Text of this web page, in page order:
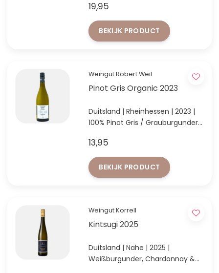
Unieke Bourgone-blend
19,95
BEKIJK PRODUCT
Weingut Robert Weil
Pinot Gris Organic 2023
Duitsland | Rheinhessen | 2023 |
100% Pinot Gris / Grauburgunder
uit de kelders van Robert Weil
13,95
BEKIJK PRODUCT
Weingut Korrell
Kintsugi 2025
Duitsland | Nahe | 2025 |
Weißburgunder, Chardonnay &